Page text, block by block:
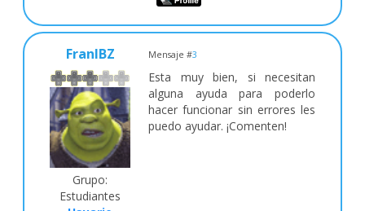
FranIBZ Mensaje #3
Grupo:
Estudiantes
Esta muy bien, si necesitan
alguna ayuda para poderlo
hacer funcionar sin errores les
puedo ayudar. ¡Comenten!